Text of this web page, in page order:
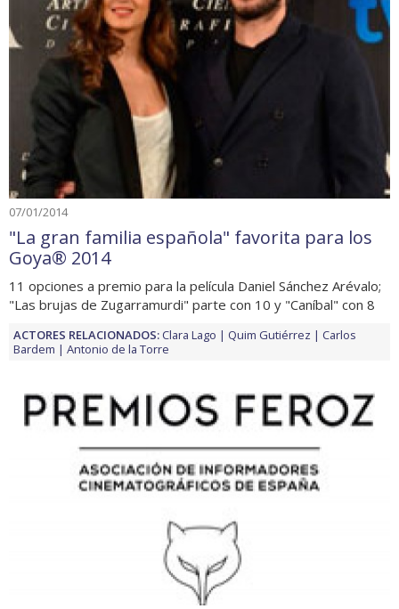
07/01/2014
"La gran familia española" favorita para los
Goya® 2014
11 opciones a premio para la película Daniel Sánchez Arévalo;
"Las brujas de Zugarramurdi" parte con 10 y "Caníbal" con 8
ACTORES RELACIONADOS:Clara Lago Quim Gutiérrez
Carlos
Bardem
Antonio de la Torre